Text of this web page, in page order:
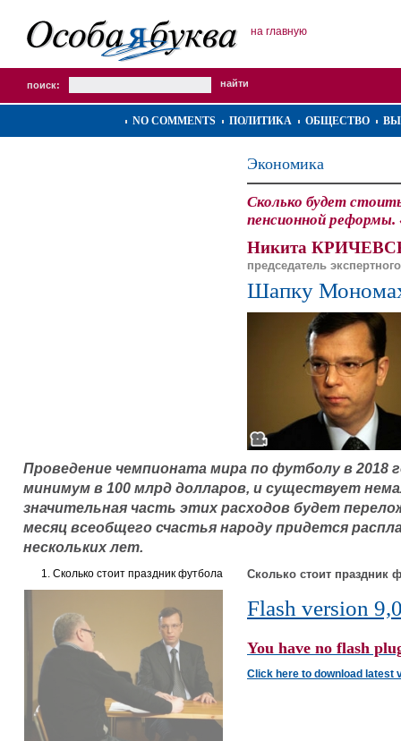
на главную
поиск:
NO COMMENTS ПОЛИТИКА ОБЩЕСТВО
Экономика
Сколько будет
пенсионной реформы.
Никита
председатель
Шапку
Проведение чемпионата мира по футболу в 2018
минимум в 100 млрд долларов, и существует
значительная часть этих расходов будет
месяц всеобщего счастья народу придется
нескольких лет.
1. Сколько стоит праздник футбола Сколько стоит праздник
Flash version
You have no flash
Click here to download latest